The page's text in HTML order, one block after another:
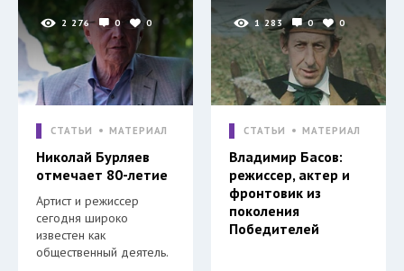
2 276 0 0
СТАТЬИ МАТЕРИАЛ
Николай Бурляев
отмечает 80-летие
Артист и режиссер
сегодня широко
известен как
общественный деятель.
1 283 0 0
СТАТЬИ МАТЕРИАЛ
Владимир Басов:
режиссер, актер и
фронтовик из
поколения
Победителей